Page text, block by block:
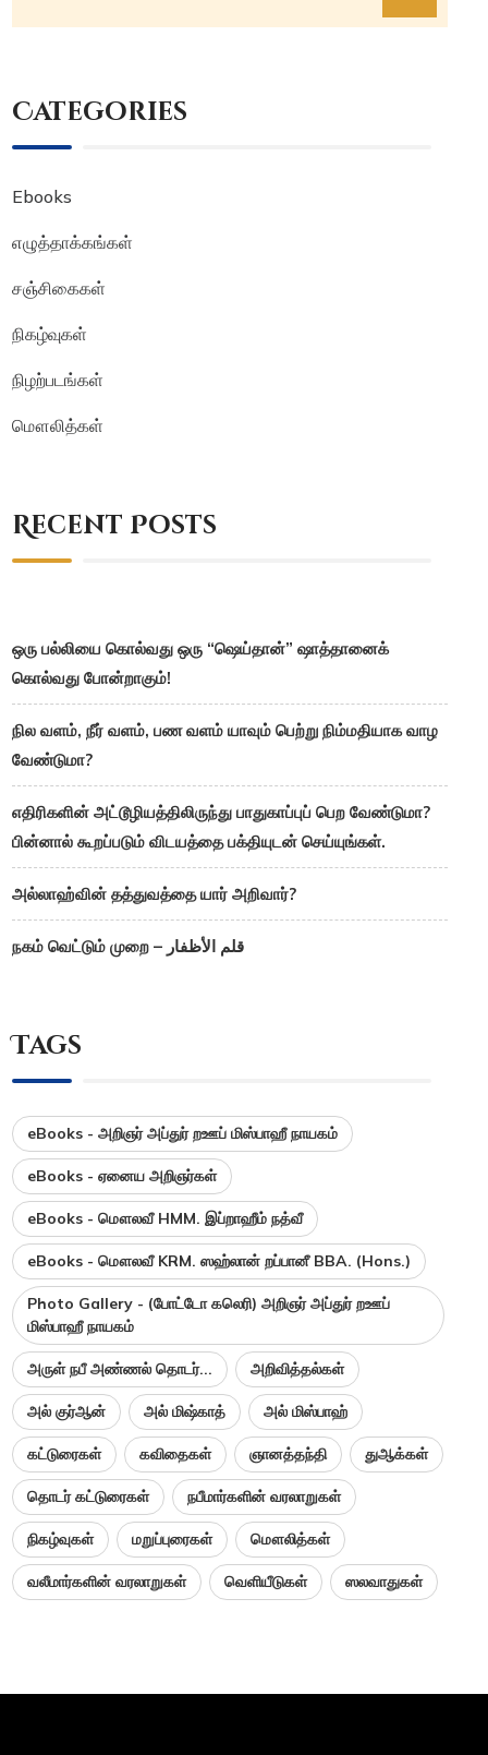
Categories
Ebooks
எழுத்தாக்கங்கள்
சஞ்சிகைகள்
நிகழ்வுகள்
நிழற்படங்கள்
மௌலித்கள்
Recent Posts
ஒரு பல்லியை கொல்வது ஒரு “ஷெய்தான்” ஷாத்தானைக்
கொல்வது போன்றாகும்!
நில வளம், நீர் வளம், பண வளம் யாவும் பெற்று நிம்மதியாக வாழ
வேண்டுமா?
எதிரிகளின் அட்டூழியத்திலிருந்து பாதுகாப்புப் பெற வேண்டுமா?
பின்னால் கூறப்படும் விடயத்தை பக்தியுடன் செய்யுங்கள்.
அல்லாஹ்வின் தத்துவத்தை யார் அறிவார்?
நகம் வெட்டும் முறை – قلم الأظفار
Tags
eBooks - அறிஞர் அப்துர் றஊப் மிஸ்பாஹீ நாயகம்
eBooks - ஏனைய அறிஞர்கள்
eBooks - மௌலவீ HMM. இப்றாஹீம் நத்வீ
eBooks - மௌலவீ KRM. ஸஹ்லான் றப்பானீ BBA. (Hons.)
Photo Gallery - (போட்டோ கலெரி) அறிஞர் அப்துர் றஊப்
மிஸ்பாஹீ நாயகம்
அருள் நபீ அண்ணல் தொடர்... அறிவித்தல்கள்
அல் குர்ஆன் அல் மிஷ்காத் அல் மிஸ்பாஹ்
கட்டுரைகள் கவிதைகள் ஞானத்தந்தி துஆக்கள்
தொடர் கட்டுரைகள் நபீமார்களின் வரலாறுகள்
நிகழ்வுகள் மறுப்புரைகள் மௌலித்கள்
வலீமார்களின் வரலாறுகள் வெளியீடுகள் ஸலவாதுகள்